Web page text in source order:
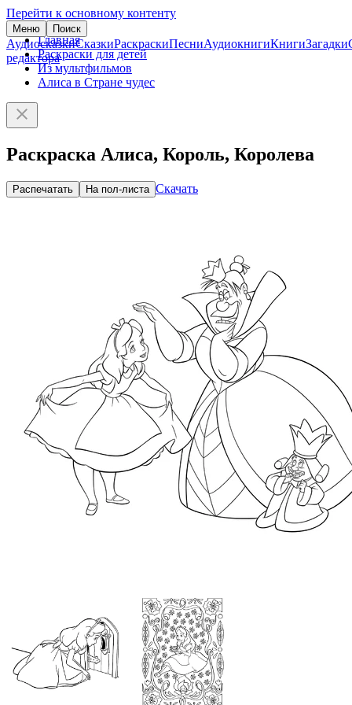
Перейти к основному контенту
Меню Поиск
АудиосказкиСказкиРаскраскиПесниАудиокнигиКнигиЗагадки
редактора
Главная
Раскраски для детей
Из мультфильмов
Алиса в Стране чудес
Раскраска Алиса, Король, Королева
Распечатать На пол-листа Скачать